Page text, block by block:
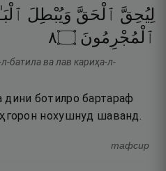
لِيُحِقَّ ٱلْحَقَّ وَيُبْطِلَ
ٱلْمُجْرِمُونَ ۝٨
батила ва лав кариҳа-л-
ботилро бартараф
нохушнуд шаванд.
тафсир